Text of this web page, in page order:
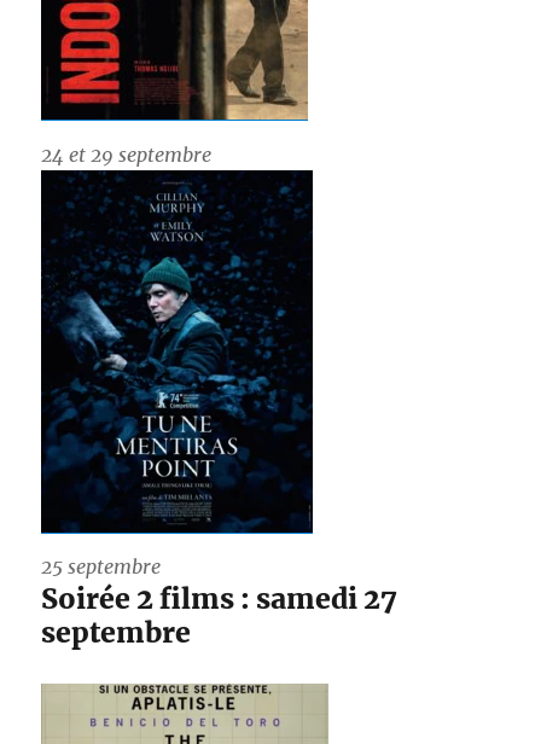
24 et 29 septembre
25 septembre
Soirée 2 films : samedi 27
septembre